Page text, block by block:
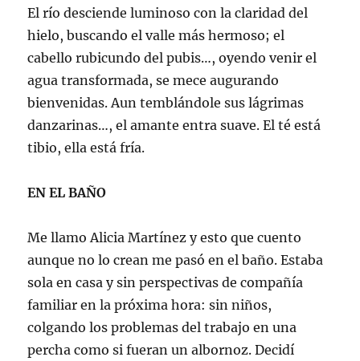
El río desciende luminoso con la claridad del
hielo, buscando el valle más hermoso; el
cabello rubicundo del pubis…, oyendo venir el
agua transformada, se mece augurando
bienvenidas. Aun temblándole sus lágrimas
danzarinas…, el amante entra suave. El té está
tibio, ella está fría.
EN EL BAÑO
Me llamo Alicia Martínez y esto que cuento
aunque no lo crean me pasó en el baño. Estaba
sola en casa y sin perspectivas de compañía
familiar en la próxima hora: sin niños,
colgando los problemas del trabajo en una
percha como si fueran un albornoz. Decidí